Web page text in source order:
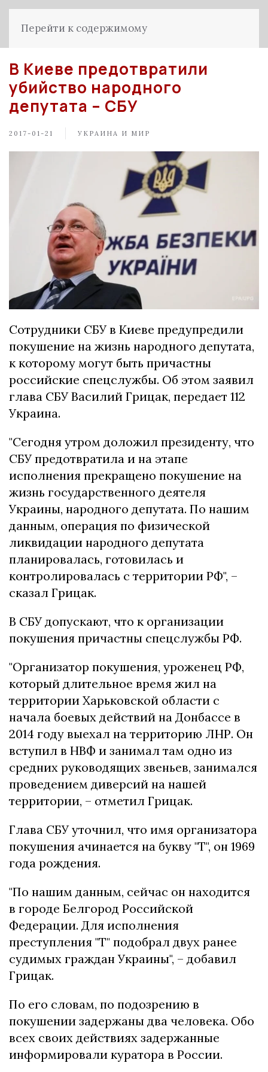
Перейти к содержимому
В Киеве предотвратили
убийство народного
депутата – СБУ
2017-01-21 УКРАИНА И МИР
Сотрудники СБУ в Киеве предупредили
покушение на жизнь народного депутата,
к которому могут быть причастны
российские спецслужбы. Об этом заявил
глава СБУ Василий Грицак, передает 112
Украина.
"Сегодня утром доложил президенту, что
СБУ предотвратила и на этапе
исполнения прекращено покушение на
жизнь государственного деятеля
Украины, народного депутата. По нашим
данным, операция по физической
ликвидации народного депутата
планировалась, готовилась и
контролировалась с территории РФ", –
сказал Грицак.
В СБУ допускают, что к организации
покушения причастны спецслужбы РФ.
"Организатор покушения, уроженец РФ,
который длительное время жил на
территории Харьковской области с
начала боевых действий на Донбассе в
2014 году выехал на территорию ЛНР. Он
вступил в НВФ и занимал там одно из
средних руководящих звеньев, занимался
проведением диверсий на нашей
территории, – отметил Грицак.
Глава СБУ уточнил, что имя организатора
покушения ачинается на букву "Т", он 1969
года рождения.
"По нашим данным, сейчас он находится
в городе Белгород Российской
Федерации. Для исполнения
преступления "Т" подобрал двух ранее
судимых граждан Украины", – добавил
Грицак.
По его словам, по подозрению в
покушении задержаны два человека. Обо
всех своих действиях задержанные
информировали куратора в России.